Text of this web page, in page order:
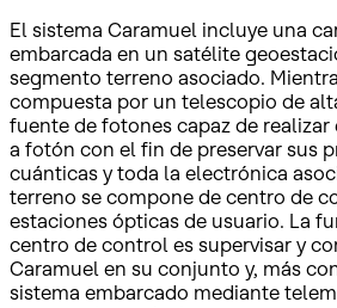
El sistema Caramuel incluye una
embarcada en un satélite
segmento terreno asociado.
compuesta por un telescopio de
fuente de fotones capaz de
a fotón con el fin de preservar sus
cuánticas y toda la electrónica
terreno se compone de centro de
estaciones ópticas de usuario. La
centro de control es supervisar y
Caramuel en su conjunto y, más
sistema embarcado mediante